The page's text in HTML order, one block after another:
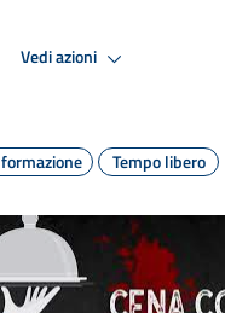
Vedi azioni
Tempo libero